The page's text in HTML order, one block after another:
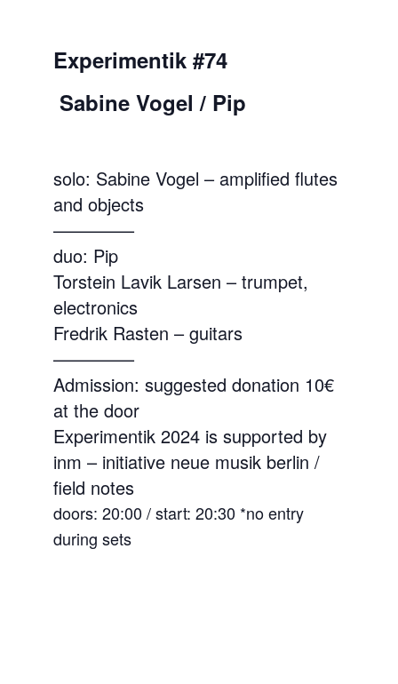
Experimentik #74
Sabine Vogel / Pip
solo: Sabine Vogel – amplified flutes
and objects
————–
duo: Pip
Torstein Lavik Larsen – trumpet,
electronics
Fredrik Rasten – guitars
————–
Admission: suggested donation 10€
at the door
Experimentik 2024 is supported by
inm – initiative neue musik berlin /
field notes
doors: 20:00 / start: 20:30 *no entry
during sets